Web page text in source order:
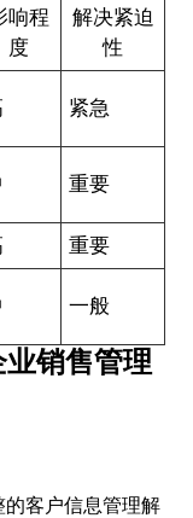
响程
度
解决紧迫
性
紧急
重要
重要
一般
销售管理
客户信息管理解